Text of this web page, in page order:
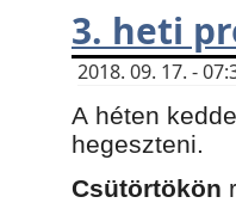
3. heti
2018. 09. 17. -
A héten
hegeszteni.
Csütörtökön